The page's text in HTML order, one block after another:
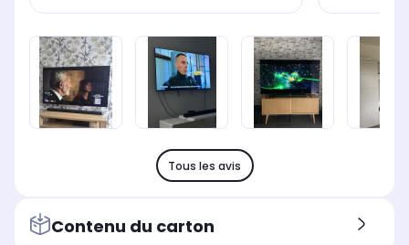
Tous les avis
Contenu du carton